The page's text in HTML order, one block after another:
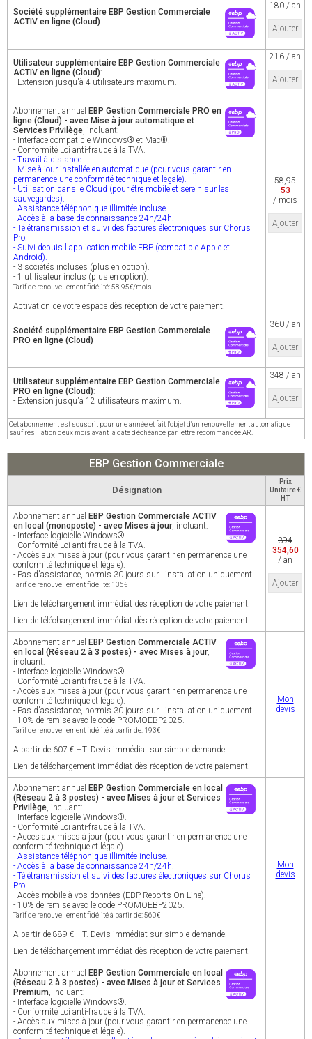
Société supplémentaire EBP Gestion Commerciale
ACTIV en ligne (Cloud)
180 / an
Ajouter
Utilisateur supplémentaire EBP Gestion Commerciale
ACTIV en ligne (Cloud):
- Extension jusqu'à 4 utilisateurs maximum.
216 / an
Ajouter
Abonnement annuel EBP Gestion Commerciale PRO en
ligne (Cloud) - avec Mise à jour automatique et
Services Privilège, incluant:
- Interface compatible Windows® et Mac®.
- Conformité Loi anti-fraude à la TVA.
- Travail à distance.
- Mise à jour installée en automatique (pour vous garantir en
permanence une conformité technique et légale).
- Utilisation dans le Cloud (pour être mobile et serein sur les
sauvegardes).
- Assistance téléphonique illimitée incluse.
- Accès à la base de connaissance 24h/24h.
- Télétransmission et suivi des factures électroniques sur Chorus
Pro.
- Suivi depuis l'application mobile EBP (compatible Apple et
Android).
- 3 sociétés incluses (plus en option).
- 1 utilisateur inclus (plus en option).
Tarif de renouvellement fidélité: 58.95€/mois
Activation de votre espace dès réception de votre paiement.
58,95
53
/ mois
Ajouter
Société supplémentaire EBP Gestion Commerciale
PRO en ligne (Cloud)
360 / an
Ajouter
Utilisateur supplémentaire EBP Gestion Commerciale
PRO en ligne (Cloud):
- Extension jusqu'à 12 utilisateurs maximum.
348 / an
Ajouter
Cet abonnement est souscrit pour une année et fait l'objet d'un renouvellement automatique
sauf résiliation deux mois avant la date d'échéance par lettre recommandée AR.
EBP Gestion Commerciale
Désignation
Prix
Unitaire €
HT
Abonnement annuel EBP Gestion Commerciale ACTIV
en local (monoposte) - avec Mises à jour, incluant:
- Interface logicielle Windows®.
- Conformité Loi anti-fraude à la TVA.
- Accès aux mises à jour (pour vous garantir en permanence une
conformité technique et légale).
- Pas d'assistance, hormis 30 jours sur l'installation uniquement.
Tarif de renouvellement fidélité: 136€
Lien de téléchargement immédiat dès réception de votre paiement.
Lien de téléchargement immédiat dès réception de votre paiement.
394
354,60
/ an
Ajouter
Abonnement annuel EBP Gestion Commerciale ACTIV
en local (Réseau 2 à 3 postes) - avec Mises à jour,
incluant:
- Interface logicielle Windows®.
- Conformité Loi anti-fraude à la TVA.
- Accès aux mises à jour (pour vous garantir en permanence une
conformité technique et légale).
- Pas d'assistance, hormis 30 jours sur l'installation uniquement.
- 10% de remise avec le code PROMOEBP2025.
Tarif de renouvellement fidélité à partir de: 193€
A partir de 607 € HT. Devis immédiat sur simple demande.
Lien de téléchargement immédiat dès réception de votre paiement.
Mon
devis
Abonnement annuel EBP Gestion Commerciale en local
(Réseau 2 à 3 postes) - avec Mises à jour et Services
Privilège, incluant:
- Interface logicielle Windows®.
- Conformité Loi anti-fraude à la TVA.
- Accès aux mises à jour (pour vous garantir en permanence une
conformité technique et légale).
- Assistance téléphonique illimitée incluse.
- Accès à la base de connaissance 24h/24h.
- Télétransmission et suivi des factures électroniques sur Chorus
Pro.
- Accès mobile à vos données (EBP Reports On Line).
- 10% de remise avec le code PROMOEBP2025.
Tarif de renouvellement fidélité à partir de: 560€
A partir de 889 € HT. Devis immédiat sur simple demande.
Lien de téléchargement immédiat dès réception de votre paiement.
Mon
devis
Abonnement annuel EBP Gestion Commerciale en local
(Réseau 2 à 3 postes) - avec Mises à jour et Services
Premium, incluant:
- Interface logicielle Windows®.
- Conformité Loi anti-fraude à la TVA.
- Accès aux mises à jour (pour vous garantir en permanence une
conformité technique et légale).